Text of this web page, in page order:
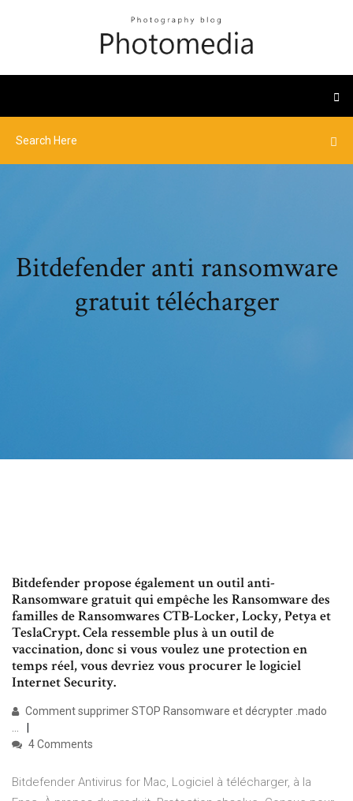
Bitdefender anti ransomware
gratuit télécharger
Bitdefender propose également un outil anti-
Ransomware gratuit qui empêche les Ransomware des
familles de Ransomwares CTB-Locker, Locky, Petya et
TeslaCrypt. Cela ressemble plus à un outil de
vaccination, donc si vous voulez une protection en
temps réel, vous devriez vous procurer le logiciel
Internet Security.
Comment supprimer STOP Ransomware et décrypter .mado
...
4 Comments
Bitdefender Antivirus for Mac, Logiciel à télécharger, à la